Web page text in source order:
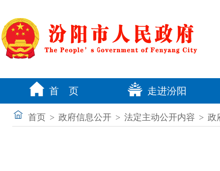
首 页 走进汾阳
首页 > 政府信息公开 > 法定主动公开内容 > 政